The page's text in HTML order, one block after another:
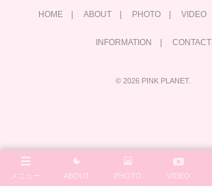
HOME ABOUT PHOTO VIDEO
INFORMATION CONTACT
© 2026 PINK PLANET.
メニュー ABOUT PHOTO VIDEO